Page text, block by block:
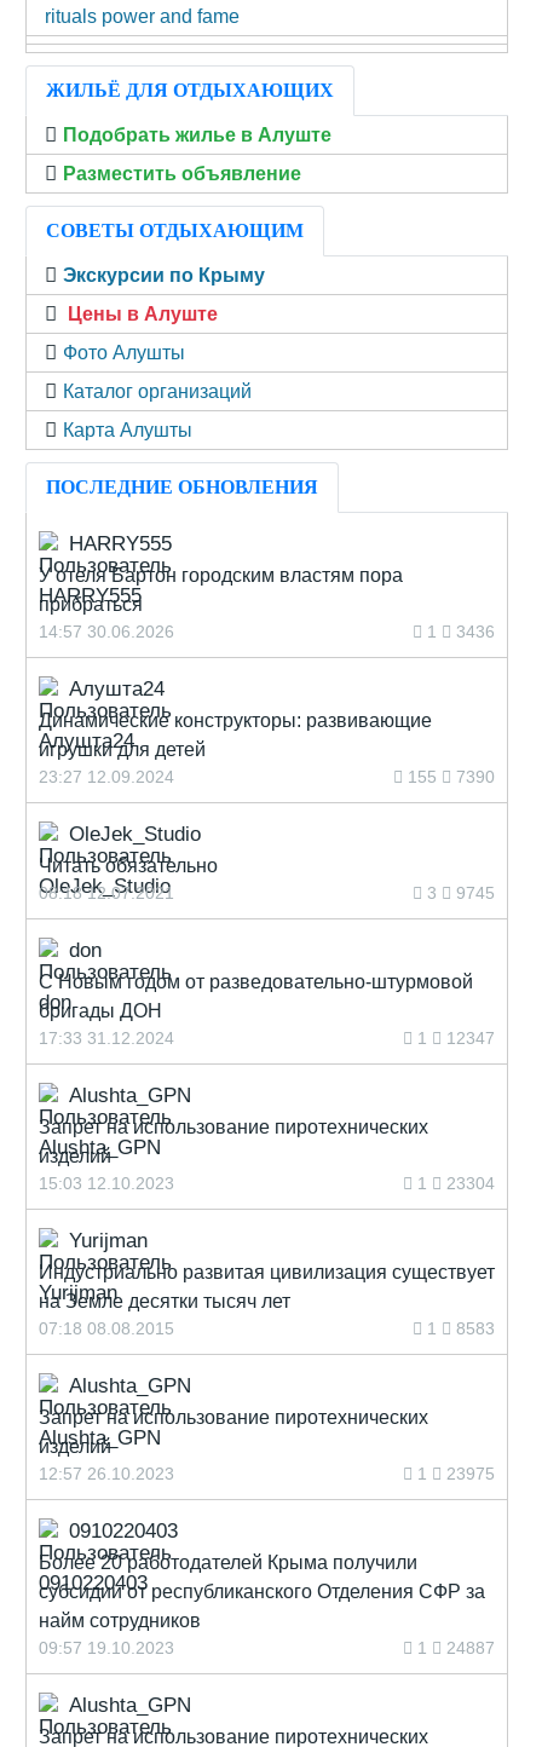
rituals power and fame
ЖИЛЬЁ ДЛЯ ОТДЫХАЮЩИХ
Подобрать жилье в Алуште
Разместить объявление
СОВЕТЫ ОТДЫХАЮЩИМ
Экскурсии по Крыму
Цены в Алуште
Фото Алушты
Каталог организаций
Карта Алушты
ПОСЛЕДНИЕ ОБНОВЛЕНИЯ
HARRY555
У отеля Бартон городским властям пора
прибраться
14:57 30.06.2026 1 3436
Алушта24
Динамические конструкторы: развивающие
игрушки для детей
23:27 12.09.2024 155 7390
OleJek_Studio
Читать обязательно
08:18 12.07.2021 3 9745
don
С Новым годом от разведовательно-штурмовой
бригады ДОН
17:33 31.12.2024 1 12347
Alushta_GPN
Запрет на использование пиротехнических
изделий
15:03 12.10.2023 1 23304
Yurijman
Индустриально развитая цивилизация существует
на Земле десятки тысяч лет
07:18 08.08.2015 1 8583
Alushta_GPN
Запрет на использование пиротехнических
изделий
12:57 26.10.2023 1 23975
0910220403
Более 20 работодателей Крыма получили
субсидии от республиканского Отделения СФР за
найм сотрудников
09:57 19.10.2023 1 24887
Alushta_GPN
Запрет на использование пиротехнических